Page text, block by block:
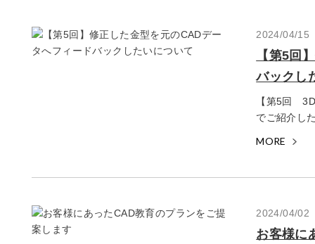
2024/04/15
【第5回
バックし
【第5回
でご紹介し
MORE
2024/04/02
お客様に